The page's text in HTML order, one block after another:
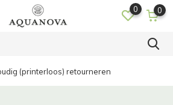
0 0
(printerloos) retourneren